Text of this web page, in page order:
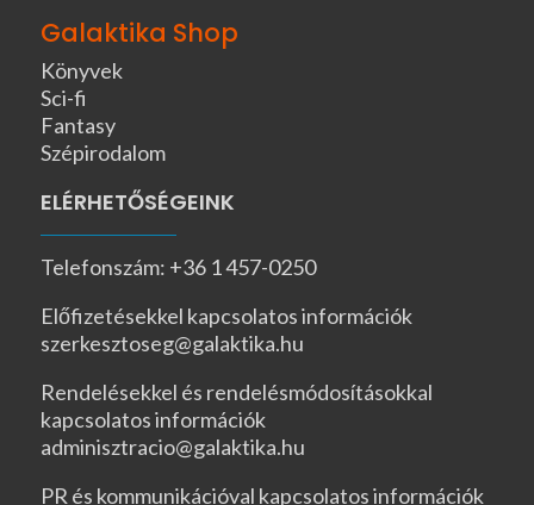
Galaktika Shop
Könyvek
Sci-fi
Fantasy
Szépirodalom
ELÉRHETŐSÉGEINK
Telefonszám: +36 1 457-0250
Előfizetésekkel kapcsolatos információk
szerkesztoseg@galaktika.hu
Rendelésekkel és rendelésmódosításokkal
kapcsolatos információk
adminisztracio@galaktika.hu
PR és kommunikációval kapcsolatos információk